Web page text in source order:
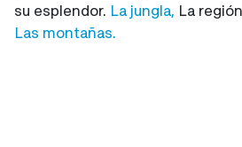
su esplendor. La jungla, La
Las montañas.